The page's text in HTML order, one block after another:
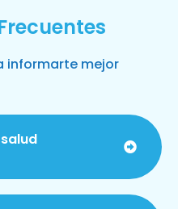
informarte mejor